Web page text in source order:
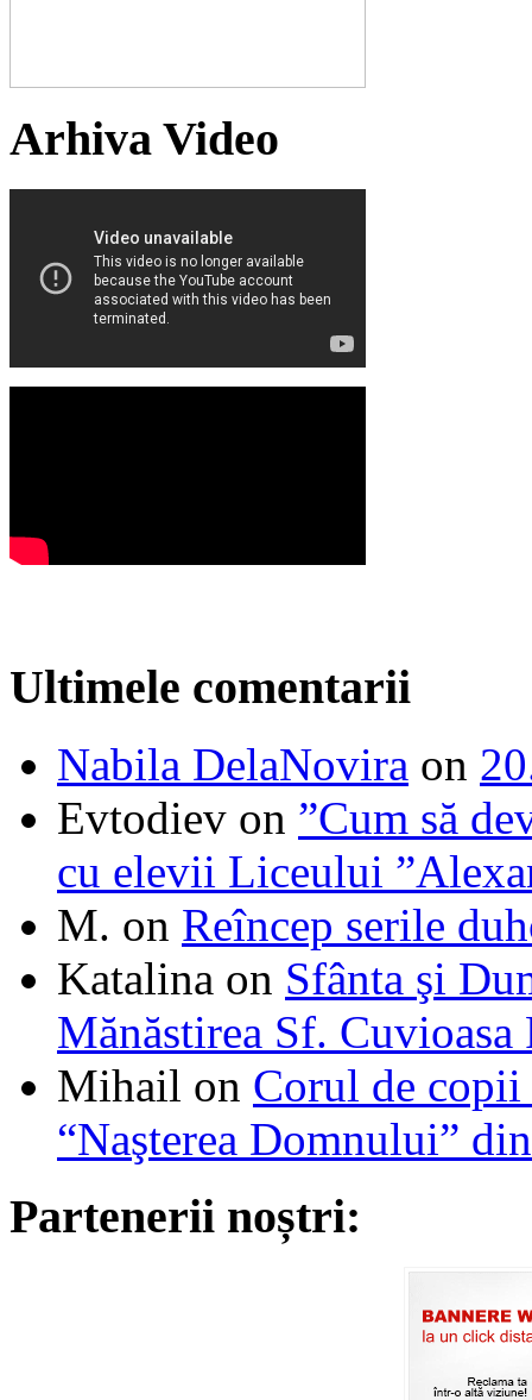
Arhiva Video
Ultimele comentarii
Nabila DelaNovira on
Evtodiev on ”Cum să
cu elevii Liceului
M. on Reîncep serile
Katalina on Sfânta şi
Mănăstirea Sf. Cuvioasa
Mihail on Corul de
“Naşterea Domnului”
Partenerii noștri: